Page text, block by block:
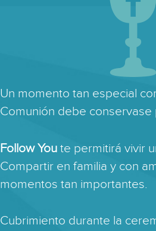
Un momento tan especial
Comunión debe
Follow You te permitirá vivir
Compartir en familia y con
momentos tan importantes.
Cubrimiento durante la